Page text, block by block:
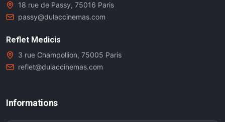
18 rue de Passy, 75016 Paris
passy@dulaccinemas.com
Reflet Medicis
3 rue Champollion, 75005 Paris
reflet@dulaccinemas.com
Informations